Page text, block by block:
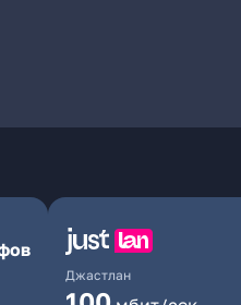
Джастлан